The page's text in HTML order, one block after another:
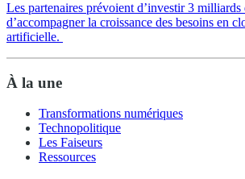
Les partenaires prévoient d’investir 3 milliards
d’accompagner la croissance des besoins en
artificielle.
À la une
Transformations numériques
Technopolitique
Les Faiseurs
Ressources